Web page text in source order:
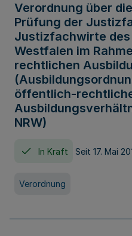
Verordnung über
Prüfung der
Justizfachwirte des
Westfalen im
rechtlichen
öffentlich-
NRW)
In Kraft Seit 17. Mai
Verordnung